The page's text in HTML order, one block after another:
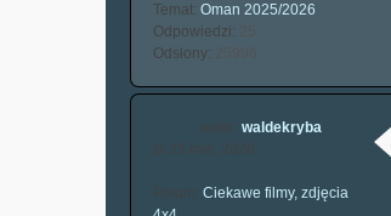
Temat: Oman 2025/2026
Odpowiedzi:
25
Odsłony:
25996
waldekryba
Ciekawe filmy, zdjęcia